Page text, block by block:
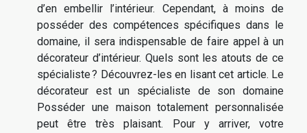
d’en embellir l’intérieur. Cependant, à moins de
posséder des compétences spécifiques dans le
domaine, il sera indispensable de faire appel à un
décorateur d’intérieur. Quels sont les atouts de ce
spécialiste ? Découvrez-les en lisant cet article. Le
décorateur est un spécialiste de son domaine
Posséder une maison totalement personnalisée
peut être très plaisant. Pour y arriver, votre